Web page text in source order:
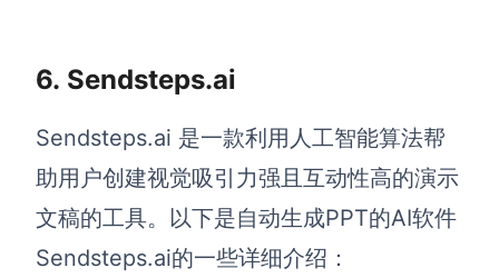
6. Sendsteps.ai
Sendsteps.ai 是一款利用人工智能算法帮
助用户创建视觉吸引力强且互动性高的演示
文稿的工具。以下是自动生成PPT的AI软件
Sendsteps.ai的一些详细介绍：